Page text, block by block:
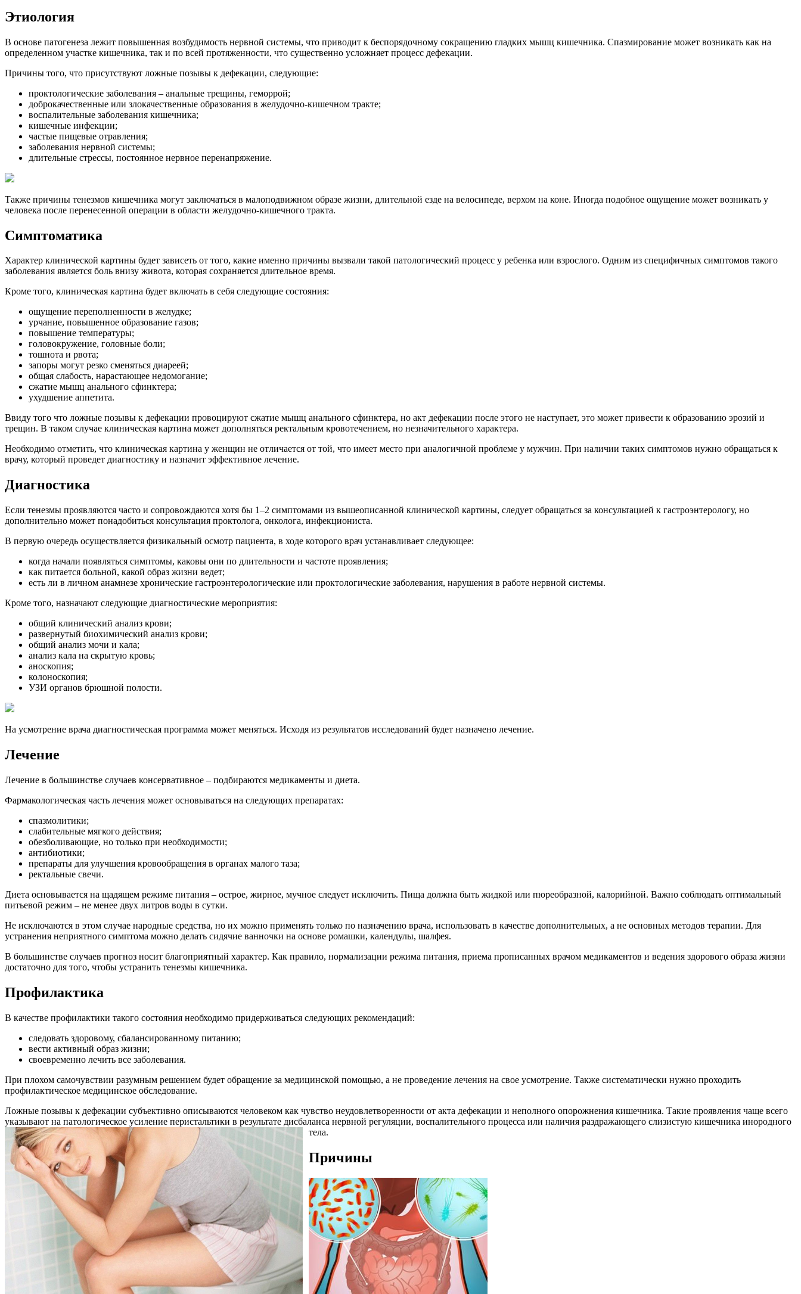
Этиология
В основе патогенеза лежит повышенная возбудимость нервной системы, что приводит к беспорядочному сокращению гладких мышц кишечника. Спазмирование может возникать как на
определенном участке кишечника, так и по всей протяженности, что существенно усложняет процесс дефекации.
Причины того, что присутствуют ложные позывы к дефекации, следующие:
проктологические заболевания – анальные трещины, геморрой;
доброкачественные или злокачественные образования в желудочно-кишечном тракте;
воспалительные заболевания кишечника;
кишечные инфекции;
частые пищевые отравления;
заболевания нервной системы;
длительные стрессы, постоянное нервное перенапряжение.
Также причины тенезмов кишечника могут заключаться в малоподвижном образе жизни, длительной езде на велосипеде, верхом на коне. Иногда подобное ощущение может возникать у
человека после перенесенной операции в области желудочно-кишечного тракта.
Симптоматика
Характер клинической картины будет зависеть от того, какие именно причины вызвали такой патологический процесс у ребенка или взрослого. Одним из специфичных симптомов такого
заболевания является боль внизу живота, которая сохраняется длительное время.
Кроме того, клиническая картина будет включать в себя следующие состояния:
ощущение переполненности в желудке;
урчание, повышенное образование газов;
повышение температуры;
головокружение, головные боли;
тошнота и рвота;
запоры могут резко сменяться диареей;
общая слабость, нарастающее недомогание;
сжатие мышц анального сфинктера;
ухудшение аппетита.
Ввиду того что ложные позывы к дефекации провоцируют сжатие мышц анального сфинктера, но акт дефекации после этого не наступает, это может привести к образованию эрозий и
трещин. В таком случае клиническая картина может дополняться ректальным кровотечением, но незначительного характера.
Необходимо отметить, что клиническая картина у женщин не отличается от той, что имеет место при аналогичной проблеме у мужчин. При наличии таких симптомов нужно обращаться к
врачу, который проведет диагностику и назначит эффективное лечение.
Диагностика
Если тенезмы проявляются часто и сопровождаются хотя бы 1–2 симптомами из вышеописанной клинической картины, следует обращаться за консультацией к гастроэнтерологу, но
дополнительно может понадобиться консультация проктолога, онколога, инфекциониста.
В первую очередь осуществляется физикальный осмотр пациента, в ходе которого врач устанавливает следующее:
когда начали появляться симптомы, каковы они по длительности и частоте проявления;
как питается больной, какой образ жизни ведет;
есть ли в личном анамнезе хронические гастроэнтерологические или проктологические заболевания, нарушения в работе нервной системы.
Кроме того, назначают следующие диагностические мероприятия:
общий клинический анализ крови;
развернутый биохимический анализ крови;
общий анализ мочи и кала;
анализ кала на скрытую кровь;
аноскопия;
колоноскопия;
УЗИ органов брюшной полости.
На усмотрение врача диагностическая программа может меняться. Исходя из результатов исследований будет назначено лечение.
Лечение
Лечение в большинстве случаев консервативное – подбираются медикаменты и диета.
Фармакологическая часть лечения может основываться на следующих препаратах:
спазмолитики;
слабительные мягкого действия;
обезболивающие, но только при необходимости;
антибиотики;
препараты для улучшения кровообращения в органах малого таза;
ректальные свечи.
Диета основывается на щадящем режиме питания – острое, жирное, мучное следует исключить. Пища должна быть жидкой или пюреобразной, калорийной. Важно соблюдать оптимальный
питьевой режим – не менее двух литров воды в сутки.
Не исключаются в этом случае народные средства, но их можно применять только по назначению врача, использовать в качестве дополнительных, а не основных методов терапии. Для
устранения неприятного симптома можно делать сидячие ванночки на основе ромашки, календулы, шалфея.
В большинстве случаев прогноз носит благоприятный характер. Как правило, нормализации режима питания, приема прописанных врачом медикаментов и ведения здорового образа жизни
достаточно для того, чтобы устранить тенезмы кишечника.
Профилактика
В качестве профилактики такого состояния необходимо придерживаться следующих рекомендаций:
следовать здоровому, сбалансированному питанию;
вести активный образ жизни;
своевременно лечить все заболевания.
При плохом самочувствии разумным решением будет обращение за медицинской помощью, а не проведение лечения на свое усмотрение. Также систематически нужно проходить
профилактическое медицинское обследование.
Ложные позывы к дефекации субъективно описываются человеком как чувство неудовлетворенности от акта дефекации и неполного опорожнения кишечника. Такие проявления чаще всего
указывают на патологическое усиление перистальтики в результате дисбаланса нервной регуляции, воспалительного процесса или наличия раздражающего слизистую кишечника инородного
тела.
Причины